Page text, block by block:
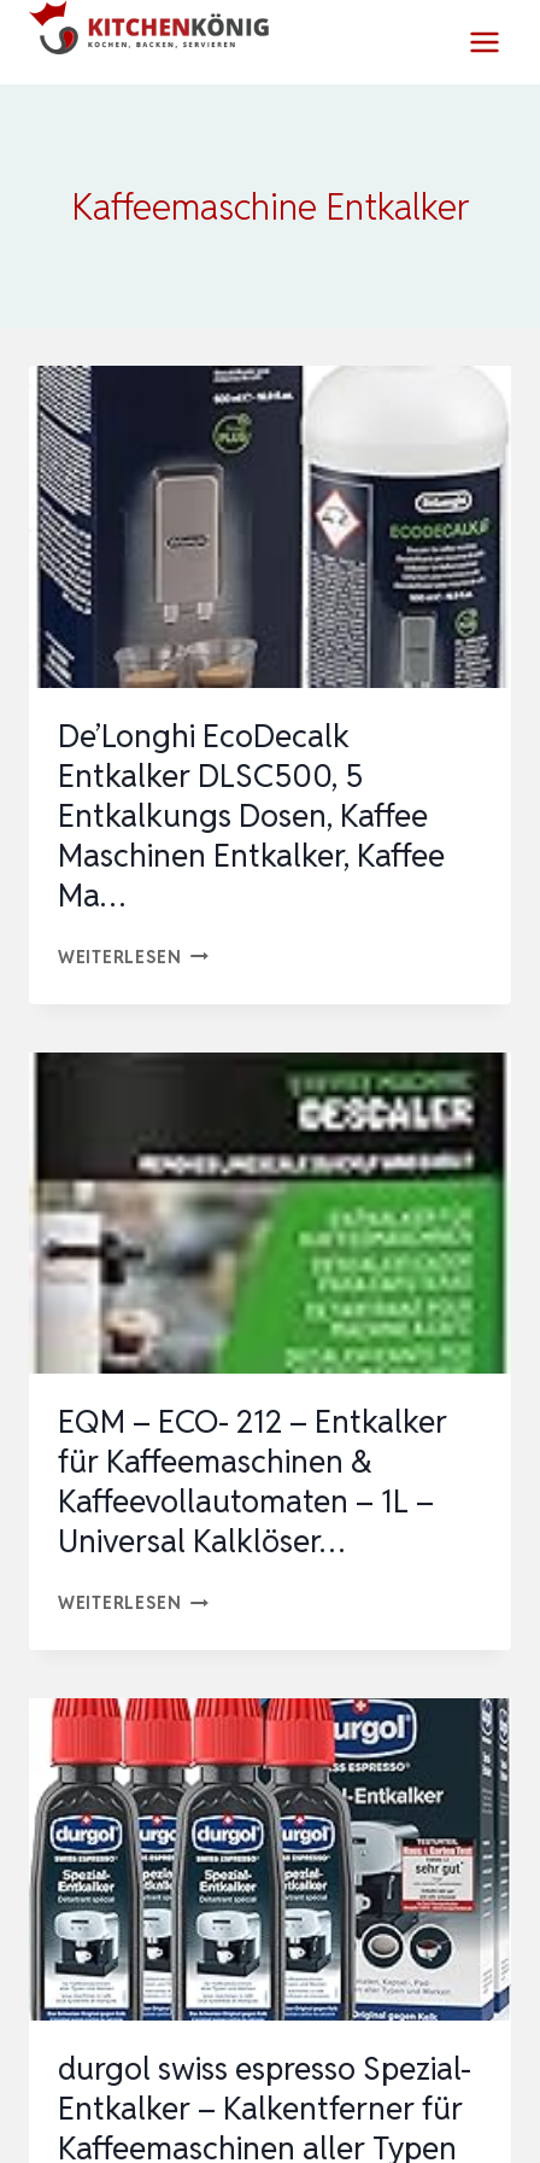
Zum
Inhalt
Kaffeemaschine Entkalker
De’Longhi EcoDecalk
Entkalker DLSC500, 5
Entkalkungs Dosen, Kaffee
Maschinen Entkalker, Kaffee
Ma…
WEITERLESEN DE’LONGHI
ENTKALKUNGS
DOSEN,
KAFFEE
MASCHINEN
ENTKALKER,
KAFFEE
MA…
EQM – ECO- 212 – Entkalker
für Kaffeemaschinen &
Kaffeevollautomaten – 1L –
Universal Kalklöser…
WEITERLESEN EQM
212
–
ENTKALKER
FÜR
KAFFEEMASCHINEN
&
KAFFEEVOLLAUTOMATEN
–
1L
UNIVERSAL
KALKLÖSER…
durgol swiss espresso Spezial-
Entkalker – Kalkentferner für
Kaffeemaschinen aller Typen